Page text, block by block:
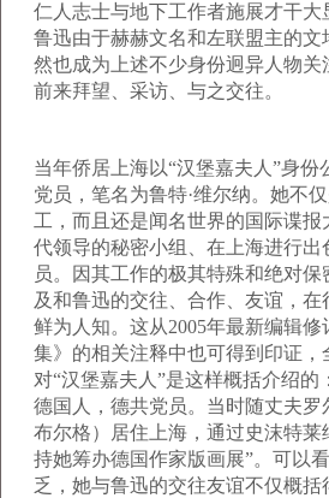
仁人志士与地下工作者施展才干大
鲁迅由于赫赫文名和左联盟主的文
然也成为上述不少身份迥异人物关
前来拜望、采访、与之交往。
当年侨居上海以“汉堡嘉夫人”身份
党员，笔名为鲁特·维尔纳。她不
工，而且还是闻名世界的国际谍
代领导的秘密小组、在上海进行出
员。因其工作的极其特殊和绝对保
及和鲁迅的交往、合作、友谊，
鲜为人知。这从2005年最新编辑修
集》的相关注释中也可得到印证，
对“汉堡嘉夫人”是这样概括介绍的
德国人，德共党员。当时随丈夫罗
布尔格）居住上海，通过史沫特莱
持她筹办德国作家版画展”。可以
乏，她与鲁迅的交往友谊不仅概